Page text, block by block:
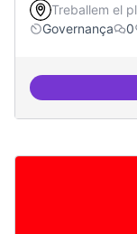
Treballem el
Governança
0